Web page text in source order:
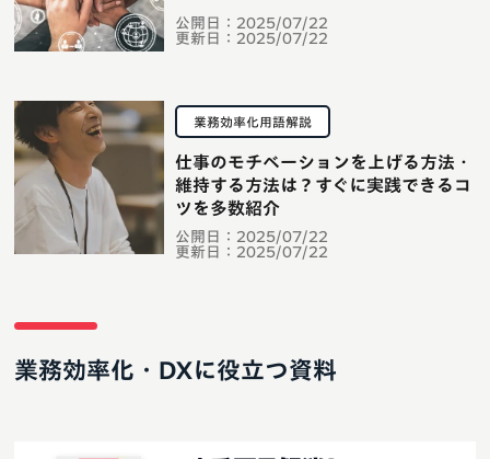
公開日： 2025/07/22
更新日： 2025/07/22
業務効率化用語解説
公開日： 2025/07/22
更新日： 2025/07/22
仕事のモチベーションを上げる方法・
維持する方法は？すぐに実践できるコ
ツを多数紹介
業務効率化・DXに役立つ資料